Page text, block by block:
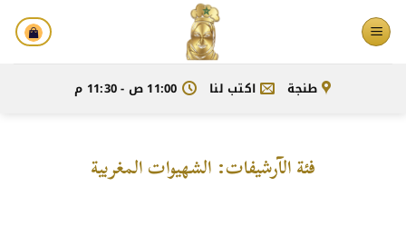
تخطي
للمحتوى
طنجة اكتب لنا 11:00 ص - 11:30 م
فئة الآرشيفات: الشهيوات المغربية